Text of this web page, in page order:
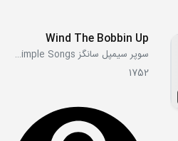
Wind The Bobbin Up
سوپر سیمپل سانگز Super Simple Songs
1752